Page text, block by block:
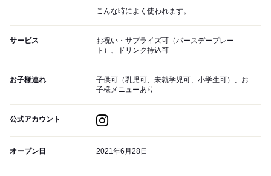
こんな時によく使われます。
サービス
お祝い・サプライズ可（バースデープレー
ト）、ドリンク持込可
お子様連れ
子供可（乳児可、未就学児可、小学生可）、お
子様メニューあり
公式アカウント
オープン日 2021年6月28日